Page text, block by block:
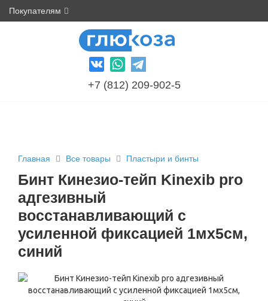
Покупателям
+7 (812) 209-902-5
Главная Все товары Пластыри и бинты
Бинт Кинезио-тейп Kinexib pro
адгезивный
восстанавливающий с
усиленной фиксацией 1мх5см,
синий